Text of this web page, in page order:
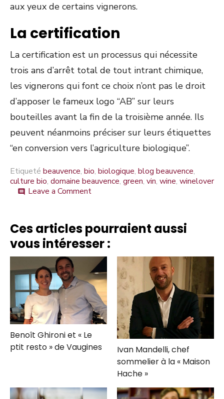
aux yeux de certains vignerons.
La certification
La certification est un processus qui nécessite
trois ans d’arrêt total de tout intrant chimique,
les vignerons qui font ce choix n’ont pas le droit
d’apposer le fameux logo “AB” sur leurs
bouteilles avant la fin de la troisième année. Ils
peuvent néanmoins préciser sur leurs étiquettes
“en conversion vers l’agriculture biologique”.
Etiqueté beauvence, bio, biologique, blog beauvence,
culture bio, domaine beauvence, green, vin, wine, winelover
comment Leave a Commenton
la
dénomination
“vin
Bio”
?
Ces articles pourraient aussi
vous intéresser :
Benoît Ghironi et « Le
ptit resto » de Vaugines
Ivan Mandelli, chef
sommelier à la « Maison
Hache »